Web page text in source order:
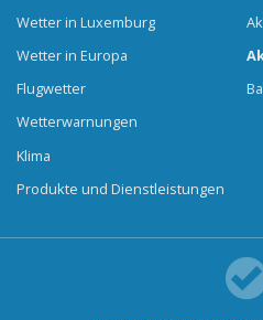
Wetter in Luxemburg
Wetter in Europa
Flugwetter
Wetterwarnungen
Klima
Produkte und Dienstleistungen